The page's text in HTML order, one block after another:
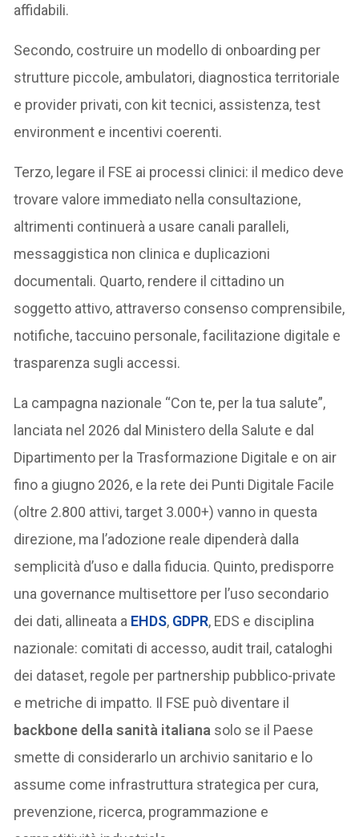
affidabili.
Secondo, costruire un modello di onboarding per
strutture piccole, ambulatori, diagnostica territoriale
e provider privati, con kit tecnici, assistenza, test
environment e incentivi coerenti.
Terzo, legare il FSE ai processi clinici: il medico deve
trovare valore immediato nella consultazione,
altrimenti continuerà a usare canali paralleli,
messaggistica non clinica e duplicazioni
documentali. Quarto, rendere il cittadino un
soggetto attivo, attraverso consenso comprensibile,
notifiche, taccuino personale, facilitazione digitale e
trasparenza sugli accessi.
La campagna nazionale “Con te, per la tua salute”,
lanciata nel 2026 dal Ministero della Salute e dal
Dipartimento per la Trasformazione Digitale e on air
fino a giugno 2026, e la rete dei Punti Digitale Facile
(oltre 2.800 attivi, target 3.000+) vanno in questa
direzione, ma l’adozione reale dipenderà dalla
semplicità d’uso e dalla fiducia. Quinto, predisporre
una governance multisettore per l’uso secondario
dei dati, allineata a EHDS, GDPR, EDS e disciplina
nazionale: comitati di accesso, audit trail, cataloghi
dei dataset, regole per partnership pubblico-private
e metriche di impatto. Il FSE può diventare il
backbone della sanità italiana solo se il Paese
smette di considerarlo un archivio sanitario e lo
assume come infrastruttura strategica per cura,
prevenzione, ricerca, programmazione e